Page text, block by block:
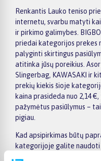
Renkantis Lauko teniso
internetu, svarbu matyti
ir pirkimo galimybes.
priedai kategorijos
palyginti skirtingus
atitinka jūsų poreikius.
Slingerbag, KAWASAKI ir
prekių kiekis šioje
kaina prasideda nuo 2,14
pažymėtus pasiūlymus –
pigiau.
Kad apsipirkimas būtų
kategorijoje galite
pagal gamintoją, kainą,